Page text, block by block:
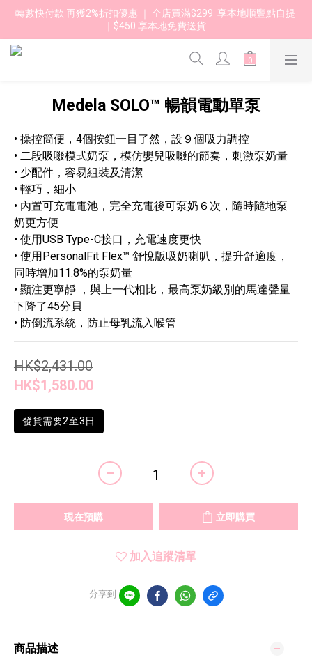
轉數快付款 再獲2%折扣優惠 ｜ 全店買滿$299  享本地順豐點自提
｜$450 享本地免費送貨
Medela SOLO™ 暢韻電動單泵
• 操控簡便，4個按鈕一目了然，設９個吸力調控
• 二段吸啜模式奶泵，模仿嬰兒吸啜的節奏，刺激泵奶量
• 少配件，容易組裝及清潔
• 輕巧，細小
• 內置可充電電池，完全充電後可泵奶６次，隨時隨地泵
奶更方便
• 使用USB Type-C接口，充電速度更快
• 使用PersonalFit Flex™ 舒悅版吸奶喇叭，提升舒適度，
同時增加11.8%的泵奶量
• 顯注更寧靜 ，與上一代相比，最高泵奶級別的馬達聲量
下降了45分貝
• 防倒流系統，防止母乳流入喉管
HK$2,431.00
HK$1,580.00
發貨需要2至3日
現在預購 立即購買
加入追蹤清單
分享到
商品描述